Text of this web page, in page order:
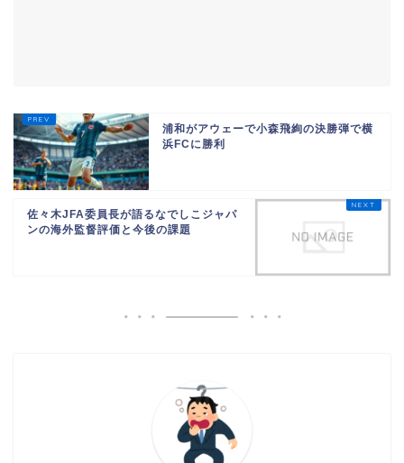
浦和がアウェーで小森飛絢の決勝弾で横
浜FCに勝利
佐々木JFA委員長が語るなでしこジャパ
ンの海外監督評価と今後の課題